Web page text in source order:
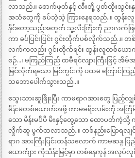
လာသည်.။ စောက်ဖုတ်နှင့် လီးတို့ ပွတ်ထိုးသွင်း
အသံတွေကို ခပ်သဲ့သဲ့ ကြားနေရသည်..။ ထွန်း
နိုင်တော့သည့်အတွက် သူ့လီးကြီးကို ညာလက်ဖြ
ကာ ခပ်ပြင်းပြင်း ဂွင်းတိုက်ပစ်လိုက်သည်..။ တ
လက်ကလည်း ဂွင်းတိုက်ရင်း ထွန်းလူတစ်ယော
စဉ်…၊ မကြည်ကြည် ထမီရင်လျားကြီးဖြင့်
မြင်လိုက်ရသော မြင်ကွင်းကို ပထမ ကြောင်ကြ
သဘောပေါက်သွားသည်..။
သွေးသားဆူဖြိုးပြီး ကာမရာဂအားတွေ ပြည့်
မိန်းမတစ်ယောက်အဖို့ ကာမခရီးလမ်းကို အကြိမ်က
သော မိန်းမပီပီ မီးနှင့်တွေ့သော ထောပတ်ကဲ့
လှိုက်ဆူ ပွက်ထလာသည်..။ တစ်နည်းပြောရလ
ရာဂ အားကြီးပြင်းထန်သလောက် ကာမဆန္ဒ
ယောက်ျား ကိုသိန်းမြင့်မှာ တစ်နေကုန် အလုပ်လု